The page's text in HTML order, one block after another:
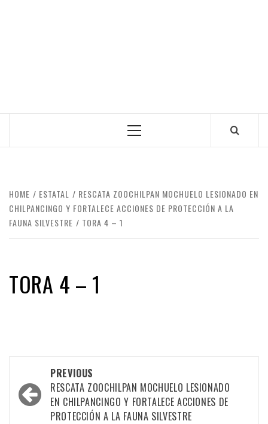
Primary
HOME ESTATAL
RESCATA ZOOCHILPAN MOCHUELO LESIONADO EN
CHILPANCINGO Y FORTALECE ACCIONES DE PROTECCIÓN A LA
FAUNA SILVESTRE
TORA 4 – 1
TORA 4 – 1
navigation
PREVIOUS
RESCATA ZOOCHILPAN MOCHUELO LESIONADO
EN CHILPANCINGO Y FORTALECE ACCIONES DE
PROTECCIÓN A LA FAUNA SILVESTRE